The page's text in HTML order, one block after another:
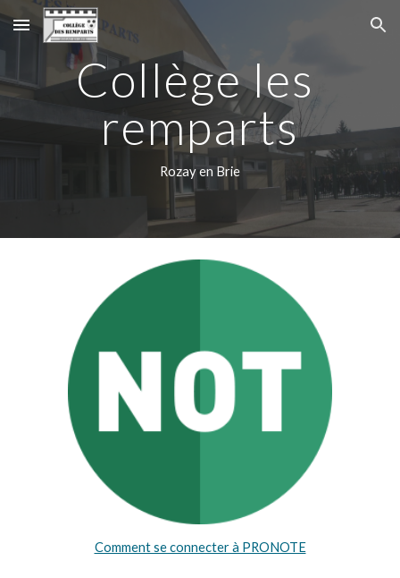
Skip to main content Skip to navigation
Collège les
remparts
Rozay en Brie
Comment se connecter à PRONOTE